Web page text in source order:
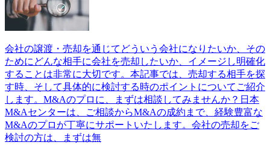
会社の譲渡・売却を通じてどういう会社になりたいか、その
ためにどんな相手に会社を売却したいか、イメージし明確化
することは非常に大切です。本記事では、売却する相手を探
す時、そして具体的に検討する時のポイントについてご紹介
します。M&Aのプロに、まずは相談してみませんか？日本
M&Aセンターは、ご相談からM&Aの成約まで、経験豊富な
M&Aのプロが丁寧にサポートいたします。会社の売却をご
検討の方は、まずは無